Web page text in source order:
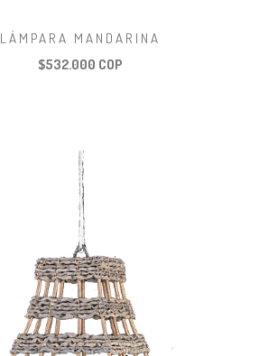
LÁMPARA MANDARINA
$532.000 COP